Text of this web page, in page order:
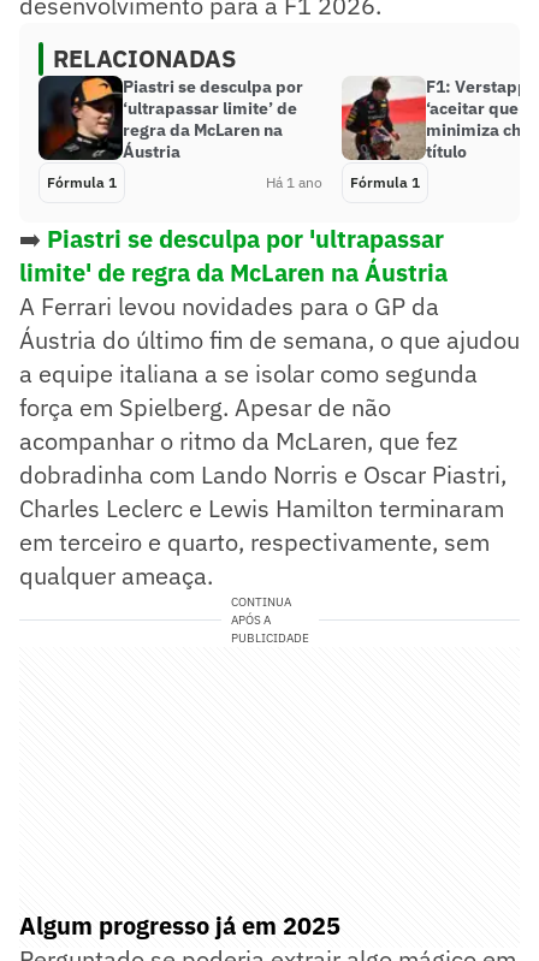
RELACIONADAS
Piastri se desculpa por
‘ultrapassar limite’ de
regra da McLaren na
Áustria
Fórmula 1 Há 1 ano
F1:
‘aceitar que
minimiza
título
Fórmula 1
➡️ Piastri se desculpa por 'ultrapassar
limite' de regra da McLaren na Áustria
A Ferrari levou novidades para o GP da
Áustria do último fim de semana, o que ajudou
a equipe italiana a se isolar como segunda
força em Spielberg. Apesar de não
acompanhar o ritmo da McLaren, que fez
dobradinha com Lando Norris e Oscar Piastri,
Charles Leclerc e Lewis Hamilton terminaram
em terceiro e quarto, respectivamente, sem
qualquer ameaça.
CONTINUA
APÓS A
PUBLICIDADE
Algum progresso já em 2025